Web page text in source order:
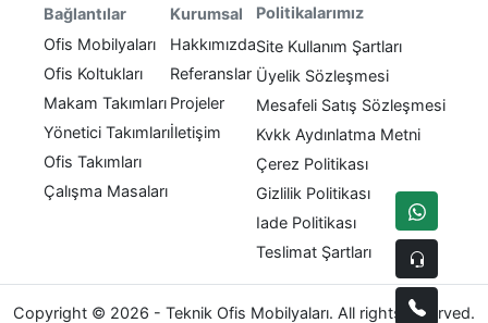
Bağlantılar
Ofis Mobilyaları
Ofis Koltukları
Makam Takımları
Yönetici Takımları
Ofis Takımları
Çalışma Masaları
Kurumsal
Hakkımızda
Referanslar
Projeler
İletişim
Politikalarımız
Site Kullanım Şartları
Üyelik Sözleşmesi
Mesafeli Satış Sözleşmesi
Kvkk Aydınlatma Metni
Çerez Politikası
Gizlilik Politikası
Iade Politikası
Teslimat Şartları
Copyright © 2026 - Teknik Ofis Mobilyaları. All rights reserved.